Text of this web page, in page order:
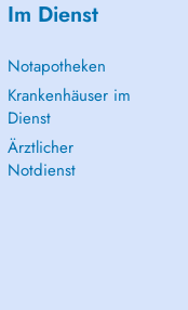
Im Dienst
Notapotheken
Krankenhäuser im
Dienst
Ärztlicher
Notdienst